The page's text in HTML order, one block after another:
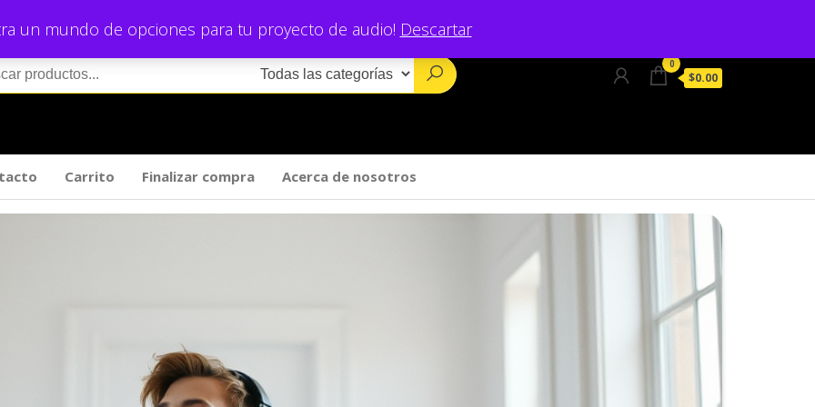
un mundo de opciones para tu proyecto de audio! Descartar
0
$0.00
Carrito Finalizar compra Acerca de nosotros